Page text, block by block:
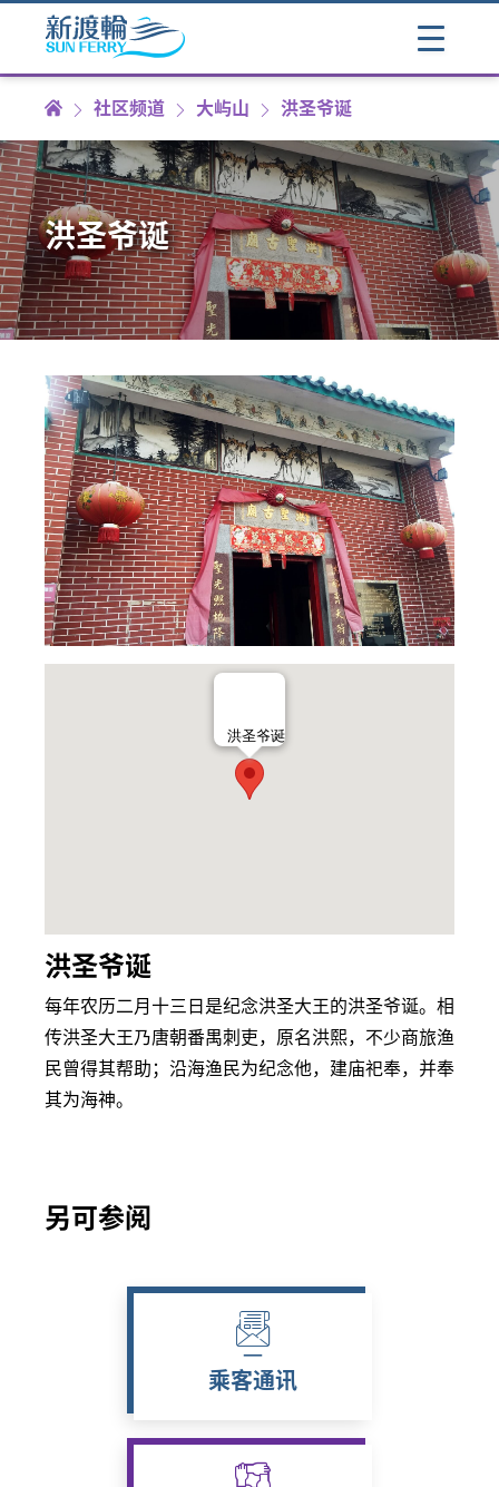
社区频道 大屿山 洪圣爷诞
洪圣爷诞
洪圣爷诞
洪圣爷诞
每年农历二月十三日是纪念洪圣大王的洪圣爷诞。相
传洪圣大王乃唐朝番禺刺吏，原名洪熙，不少商旅渔
民曾得其帮助；沿海渔民为纪念他，建庙祀奉，并奉
其为海神。
另可参阅
乘客通讯